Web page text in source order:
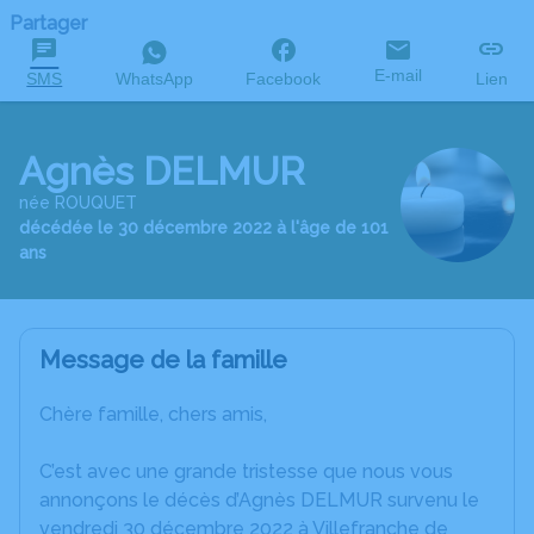
Partager
SMS WhatsApp Facebook E-mail Lien
Agnès DELMUR
née ROUQUET
décédée le 30 décembre 2022 à l'âge de 101
ans
Message de la famille
Chère famille, chers amis,
C’est avec une grande tristesse que nous vous
annonçons le décès d’Agnès DELMUR survenu le
vendredi 30 décembre 2022 à Villefranche de